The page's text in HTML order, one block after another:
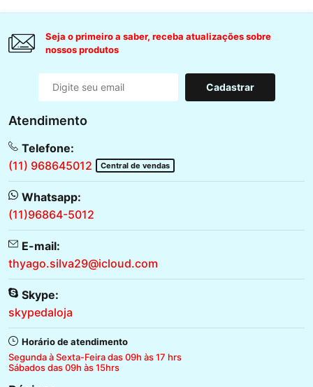
Seja o primeiro a saber, receba atualizações sobre
nossos produtos
Cadastrar
Atendimento
Telefone:
(11) 968645012
Central de vendas
Whatsapp:
(11)96864-5012
E-mail:
thyago.silva29@icloud.com
Skype:
skypedaloja
Horário de atendimento
Segunda à Sexta-Feira das 09h às 17 hrs
Sábados das 09h às 15hrs